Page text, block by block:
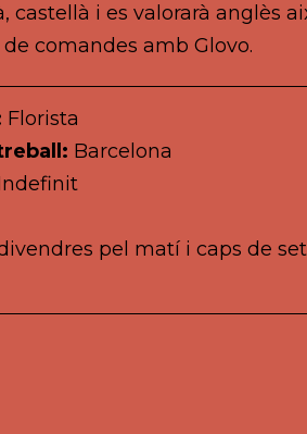
castellà i es valorarà anglès
comandes amb Glovo.
Florista
Barcelona
pel matí i caps de